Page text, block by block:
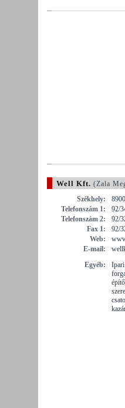
Well Kft. (Zala
Székhely:
Telefonszám 1:
92/
Telefonszám 2:
92/
Fax 1:
92/
Web:
E-mail:
Egyéb:
Ipari